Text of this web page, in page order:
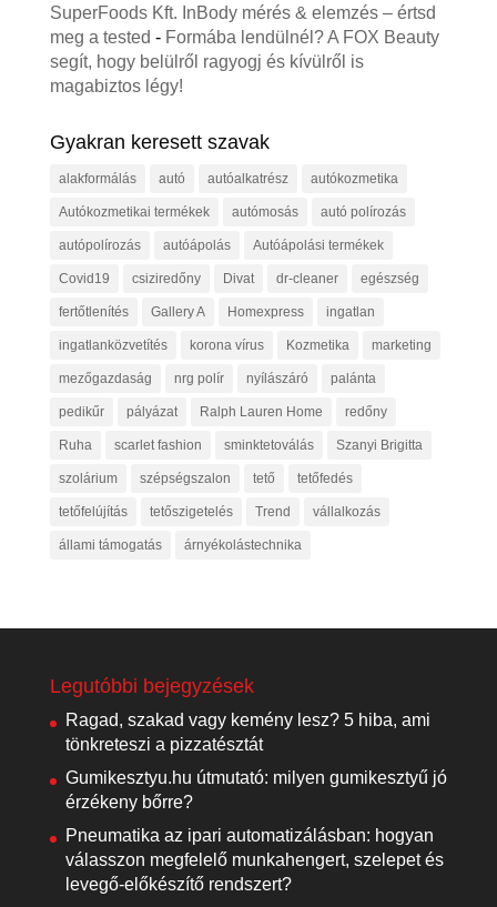
SuperFoods Kft. InBody mérés & elemzés – értsd
meg a tested - Formába lendülnél? A FOX Beauty
segít, hogy belülről ragyogj és kívülről is
magabiztos légy!
Gyakran keresett szavak
alakformálás autó autóalkatrész autókozmetika
Autókozmetikai termékek autómosás autó polírozás
autópolírozás autóápolás Autóápolási termékek
Covid19 csiziredőny Divat dr-cleaner egészség
fertőtlenítés Gallery A Homexpress ingatlan
ingatlanközvetítés korona vírus Kozmetika marketing
mezőgazdaság nrg polír nyílászáró palánta
pedikűr pályázat Ralph Lauren Home redőny
Ruha scarlet fashion sminktetoválás Szanyi Brigitta
szolárium szépségszalon tető tetőfedés
tetőfelújítás tetőszigetelés Trend vállalkozás
állami támogatás árnyékolástechnika
Legutóbbi bejegyzések
Ragad, szakad vagy kemény lesz? 5 hiba, ami
tönkreteszi a pizzatésztát
Gumikesztyu.hu útmutató: milyen gumikesztyű jó
érzékeny bőrre?
Pneumatika az ipari automatizálásban: hogyan
válasszon megfelelő munkahengert, szelepet és
levegő-előkészítő rendszert?